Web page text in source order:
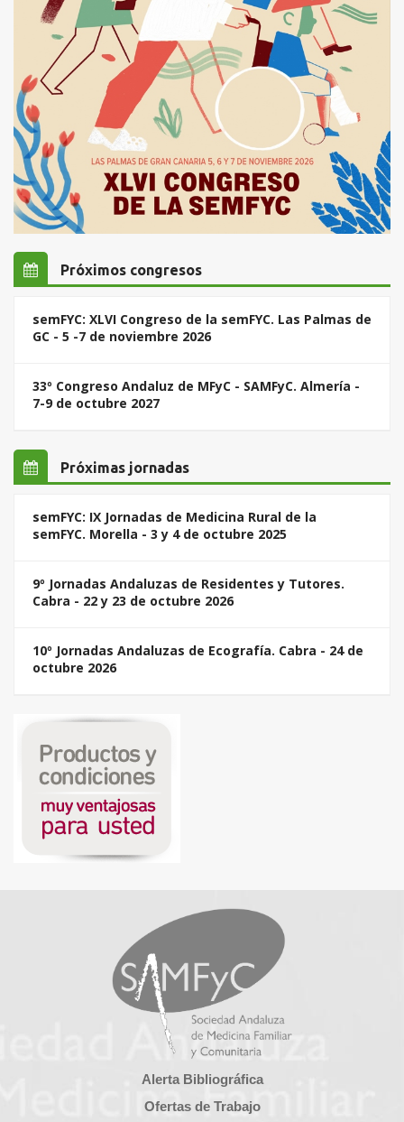
Próximos congresos
semFYC: XLVI Congreso de la semFYC. Las Palmas de
GC - 5 -7 de noviembre 2026
33º Congreso Andaluz de MFyC - SAMFyC. Almería -
7-9 de octubre 2027
Próximas jornadas
semFYC: IX Jornadas de Medicina Rural de la
semFYC. Morella - 3 y 4 de octubre 2025
9º Jornadas Andaluzas de Residentes y Tutores.
Cabra - 22 y 23 de octubre 2026
10º Jornadas Andaluzas de Ecografía. Cabra - 24 de
octubre 2026
Alerta Bibliográfica
Ofertas de Trabajo